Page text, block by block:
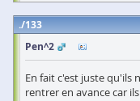
133
Pen^2
En fait c'est juste qu'ils
rentrer en avance car